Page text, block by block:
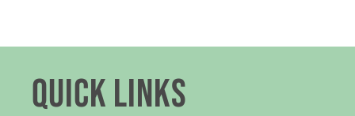
QUICK LINKS